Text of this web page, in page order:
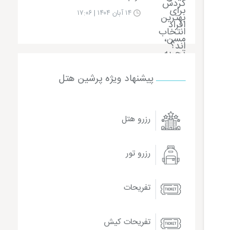
پیشنهاد ویژه پرشین هتل
رزرو هتل
رزرو تور
تفریحات
تفریحات کیش